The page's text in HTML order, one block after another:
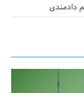
دادمندی